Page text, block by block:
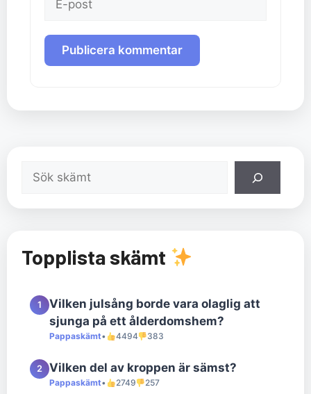
Sök
Topplista skämt
1
Vilken julsång borde vara olaglig att
sjunga på ett ålderdomshem?
Pappaskämt• 4494 383
2 Vilken del av kroppen är sämst?
Pappaskämt• 2749 257